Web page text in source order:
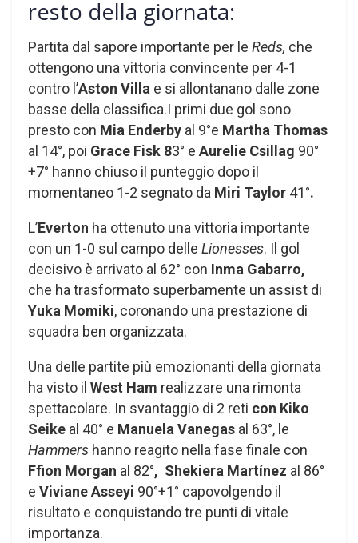
resto della giornata:
Partita dal sapore importante per le Reds, che
ottengono una vittoria convincente per 4-1
contro l’Aston Villa e si allontanano dalle zone
basse della classifica.I primi due gol sono
presto con Mia Enderby al 9°e Martha Thomas
al 14°, poi Grace Fisk 83° e Aurelie Csillag 90°
+7° hanno chiuso il punteggio dopo il
momentaneo 1-2 segnato da Miri Taylor 41°.
L’Everton ha ottenuto una vittoria importante
con un 1-0 sul campo delle Lionesses. Il gol
decisivo è arrivato al 62° con Inma Gabarro,
che ha trasformato superbamente un assist di
Yuka Momiki, coronando una prestazione di
squadra ben organizzata.
Una delle partite più emozionanti della giornata
ha visto il West Ham realizzare una rimonta
spettacolare. In svantaggio di 2 reti con Kiko
Seike al 40° e Manuela Vanegas al 63°, le
Hammers hanno reagito nella fase finale con
Ffion Morgan al 82°, Shekiera Martínez al 86°
e Viviane Asseyi 90°+1° capovolgendo il
risultato e conquistando tre punti di vitale
importanza.